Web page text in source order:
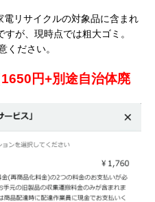
リサイクルの対象品に含まれ
が、現時点では粗大ゴミ。
ください。
円+別途自治体廃